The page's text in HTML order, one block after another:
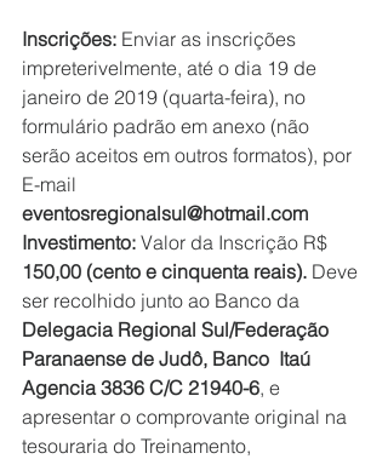
Inscrições: Enviar as inscrições
impreterivelmente, até o dia 19 de
janeiro de 2019 (quarta-feira), no
formulário padrão em anexo (não
serão aceitos em outros formatos), por
E-mail
eventosregionalsul@hotmail.com
Investimento: Valor da Inscrição R$
150,00 (cento e cinquenta reais). Deve
ser recolhido junto ao Banco da
Delegacia Regional Sul/Federação
Paranaense de Judô, Banco  Itaú
Agencia 3836 C/C 21940-6, e
apresentar o comprovante original na
tesouraria do Treinamento,